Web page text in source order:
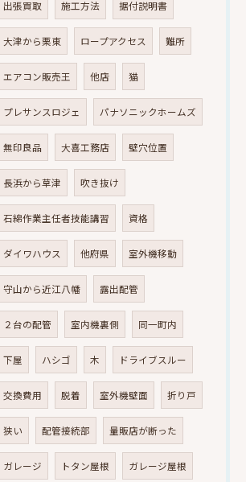
出張買取 施工方法 据付説明書
大津から栗東 ロープアクセス 難所
エアコン販売王 他店 猫
プレサンスロジェ パナソニックホームズ
無印良品 大喜工務店 壁穴位置
長浜から草津 吹き抜け
石綿作業主任者技能講習 資格
ダイワハウス 他府県 室外機移動
守山から近江八幡 露出配管
２台の配管 室内機裏側 同一町内
下屋 ハシゴ 木 ドライブスルー
交換費用 脱着 室外機壁面 折り戸
狭い 配管接続部 量販店が断った
ガレージ トタン屋根 ガレージ屋根